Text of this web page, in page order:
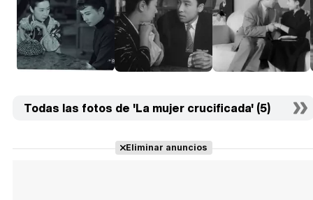
Todas las fotos de 'La mujer crucificada' (5)
Eliminar anuncios